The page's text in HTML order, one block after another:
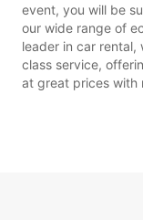
event, you will be
our wide range of
leader in car rental,
class service,
at great prices with